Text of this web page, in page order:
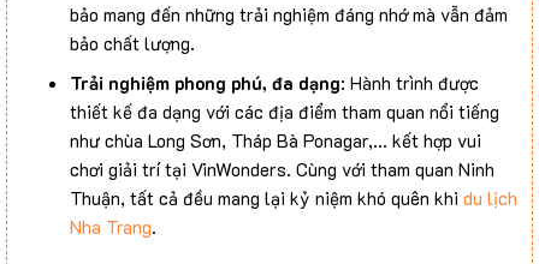
bảo mang đến những trải nghiệm đáng nhớ mà vẫn đảm
bảo chất lượng.
Trải nghiệm phong phú, đa dạng: Hành trình được
thiết kế đa dạng với các địa điểm tham quan nổi tiếng
như chùa Long Sơn, Tháp Bà Ponagar,… kết hợp vui
chơi giải trí tại VinWonders. Cùng với tham quan Ninh
Thuận, tất cả đều mang lại kỷ niệm khó quên khi du lịch
Nha Trang.